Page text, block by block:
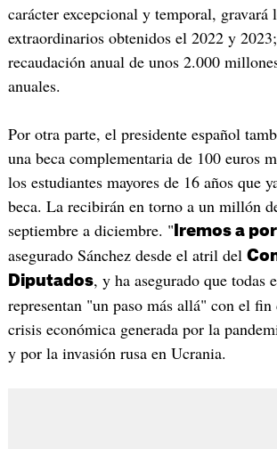
carácter excepcional y temporal, gravará
extraordinarios obtenidos el 2022 y
recaudación anual de unos 2.000
anuales.
Por otra parte, el presidente español
una beca complementaria de 100 euros
los estudiantes mayores de 16 años que
beca. La recibirán en torno a un millón
septiembre a diciembre. " Iremos a
asegurado Sánchez desde el atril del
Diputados, y ha asegurado que todas
representan "un paso más allá" con el
crisis económica generada por la
y por la invasión rusa en Ucrania.